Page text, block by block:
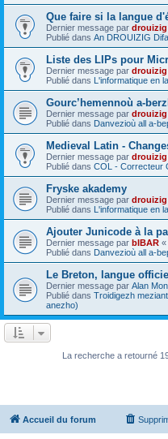
Que faire si la langue
Dernier message par drouizig
Publié dans An DROUIZIG
Liste des LIPs pour
Dernier message par drouizig
Publié dans L'informatique en
Gourc’hemennoù a-
Dernier message par drouizig
Publié dans Danvezioù all a-
Medieval Latin -
Dernier message par drouizig
Publié dans COL - Correcteur
Fryske akademy
Dernier message par drouizig
Publié dans L'informatique en
Ajouter Junicode à la
Dernier message par bIBAR «
Publié dans Danvezioù all a-
Le Breton, langue
Dernier message par Alan
Publié dans Troidigezh
anezho)
La recherche a retourné
Accueil du forum